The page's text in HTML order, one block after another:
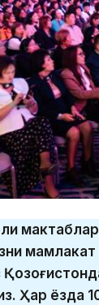
мамлакат
Ҳар ёзда